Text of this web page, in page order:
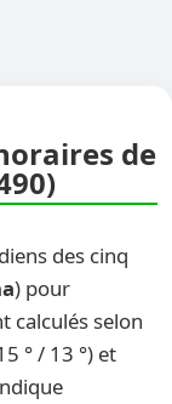
de
des cinq
) pour
calculés selon
° / 13 °) et